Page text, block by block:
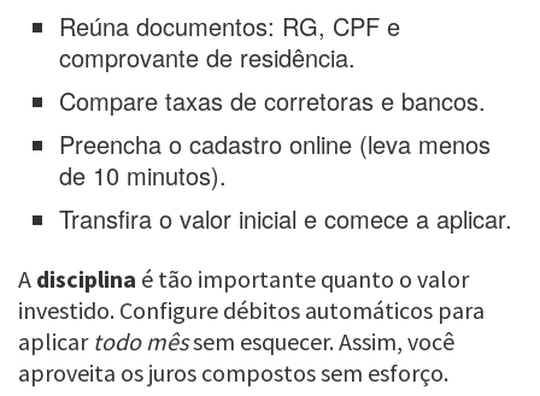
Reúna documentos: RG, CPF e
comprovante de residência.
Compare taxas de corretoras e bancos.
Preencha o cadastro online (leva menos
de 10 minutos).
Transfira o valor inicial e comece a aplicar.
A disciplina é tão importante quanto o valor
investido. Configure débitos automáticos para
aplicar todo mêssem esquecer. Assim, você
aproveita os juros compostos sem esforço.